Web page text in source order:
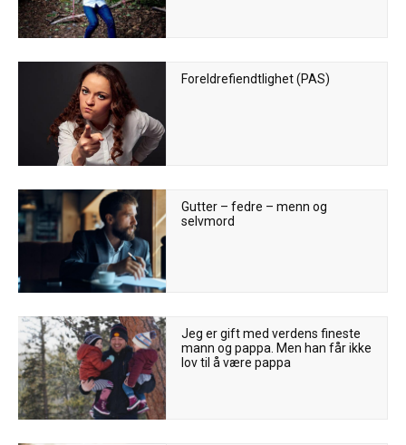
Foreldrefiendtlighet (PAS)
Gutter – fedre – menn og
selvmord
Jeg er gift med verdens fineste
mann og pappa. Men han får ikke
lov til å være pappa